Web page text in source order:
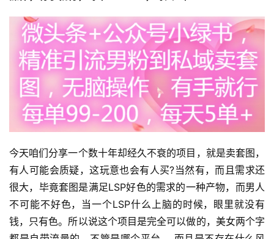
今天咱们分享一个数十年却经久不衰的项目，就是卖套图，
有人可能会质疑，这玩意也会有人买?当然有，而且需求还
很大，毕竟套图是满足LSP好色的需求的一种产物，而男人
不可能不好色，当一个LSP什么上脑的时候，眼里就没有
钱，只有色。所以说这个项目是完全可以做的，美女两个字